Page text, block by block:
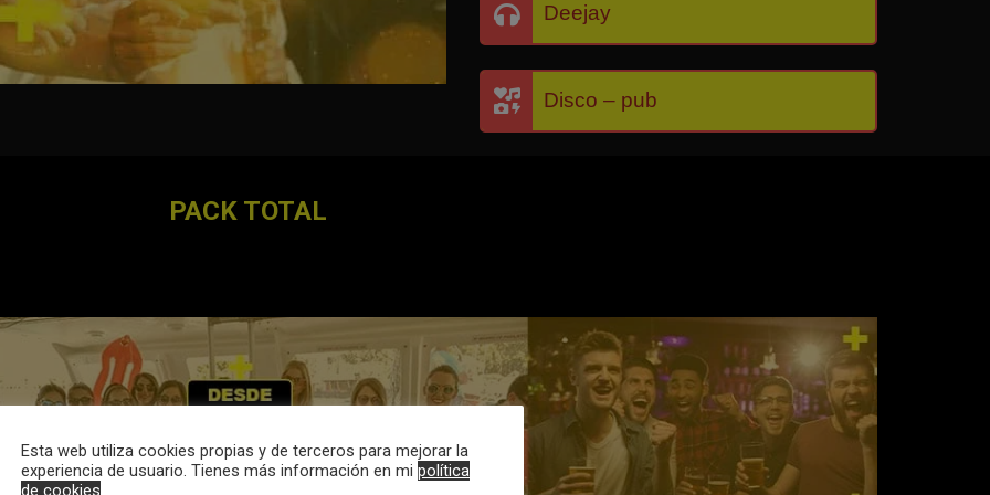
Deejay
Disco – pub
PACK TOTAL
Esta web utiliza cookies propias y de terceros para mejorar la
experiencia de usuario. Tienes más información en mi política
de cookies